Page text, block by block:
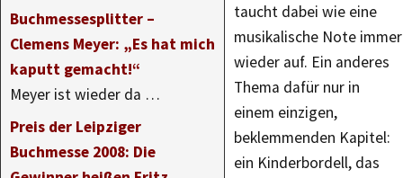
Buchmessesplitter –
Clemens Meyer: „Es hat mich
kaputt gemacht!“
Meyer ist wieder da …
Preis der Leipziger
Buchmesse 2008: Die
taucht dabei wie eine
musikalische Note immer
wieder auf. Ein anderes
Thema dafür nur in
einem einzigen,
beklemmenden Kapitel:
ein Kinderbordell, das